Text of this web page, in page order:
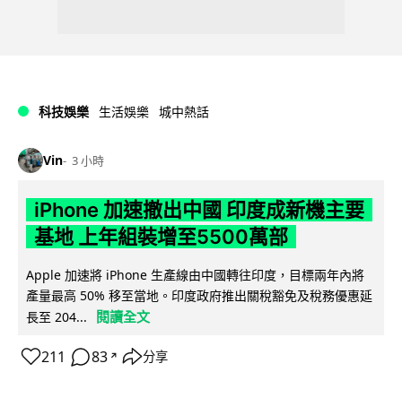
科技娛樂 生活娛樂 城中熱話
Vin 3 小時
iPhone 加速撤出中國 印度成新機主要
基地 上年組裝增至5500萬部
Apple 加速將 iPhone 生產線由中國轉往印度，目標兩年內將
產量最高 50% 移至當地。印度政府推出關稅豁免及稅務優惠延
長至 204...
閱讀全文
211 83 ↗ 分享